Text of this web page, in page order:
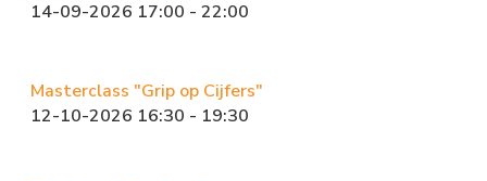
14-09-2026 17:00 - 22:00
Masterclass "Grip op Cijfers"
12-10-2026 16:30 - 19:30